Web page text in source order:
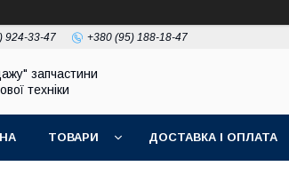
924-33-47 +380 (95) 188-18-47
запчастини
техніки
ТОВАРИ ДОСТАВКА І ОПЛАТА